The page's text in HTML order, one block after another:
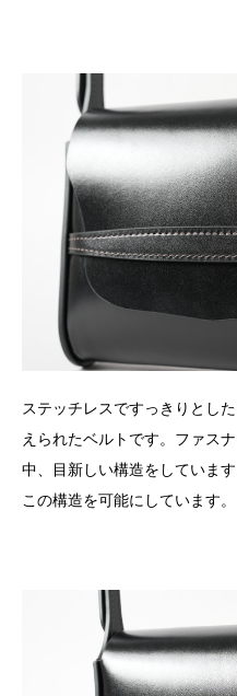
ステッチレスですっきりとし
えられたベルトです。ファス
中、目新しい構造をしていま
この構造を可能にしています。